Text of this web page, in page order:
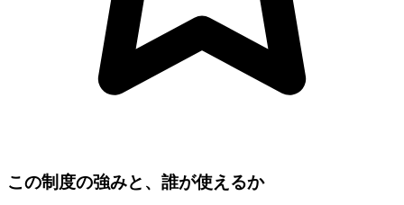
この制度の強みと、誰が使えるか